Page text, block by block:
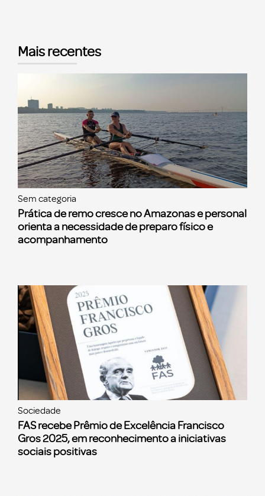
Mais recentes
Sem categoria
Prática de remo cresce no Amazonas e personal
orienta a necessidade de preparo físico e
acompanhamento
Sociedade
FAS recebe Prêmio de Excelência Francisco
Gros 2025, em reconhecimento a iniciativas
sociais positivas